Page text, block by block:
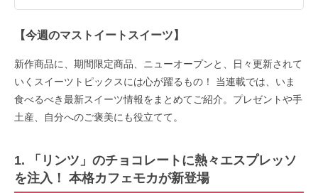
【今週のマストイートスイーツ】
新作商品に、期間限定商品、ニューオープンと、日々更新されて
いくスイーツトピックスには心が躍るもの！ 当連載では、いま
食べるべき最新スイーツ情報をまとめてご紹介。プレゼントや手
土産、自分へのご褒美にも役立てて。
1. 「リンツ」のチョコレートに熱々エスプレッソ
を注入！ 本格カフェモカが新登場